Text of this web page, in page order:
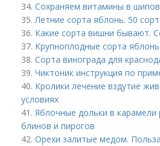
34. Сохраняем витамины в
35.Летние сорта яблонь. 50
36. Какие сорта вишни бывают.
37. Крупноплодные сорта
38. Сорта винограда для
39. Чиктоник инструкция по
40. Кролики лечение вздутие
условиях
41. Яблочные дольки в
блинов и пирогов
42. Орехи залитые медом.